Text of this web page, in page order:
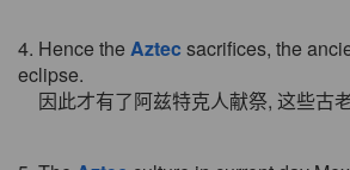
4. Hence the Aztec sacrifices, the
eclipse.
因此才有了阿兹特克人献祭, 这些古